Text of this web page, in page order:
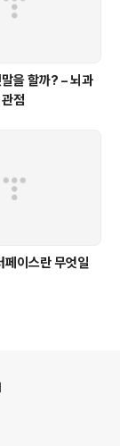
을 할까? – 뇌과
점
이스란 무엇일